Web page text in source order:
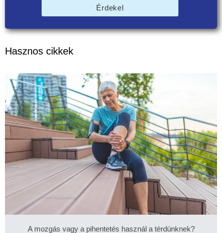
Érdekel
Hasznos cikkek
A mozgás vagy a pihentetés használ a térdünknek?